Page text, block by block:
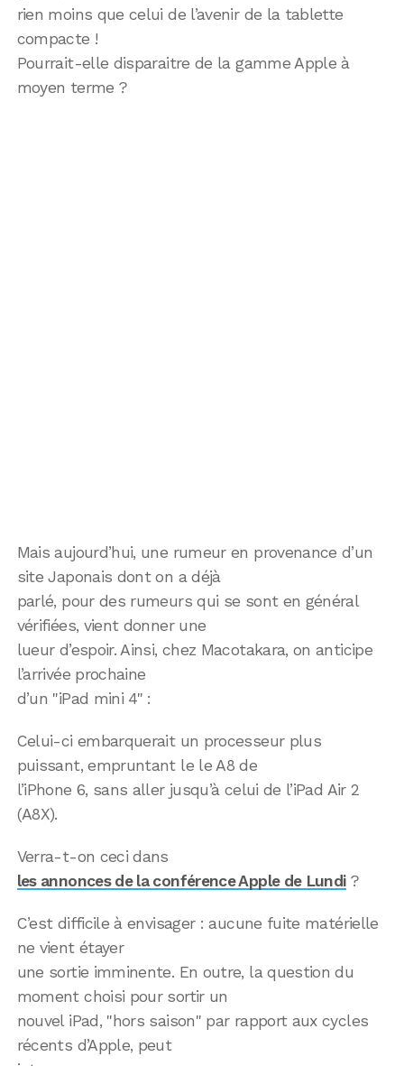
rien moins que celui de l’avenir de la tablette
compacte !
Pourrait-elle disparaitre de la gamme Apple à
moyen terme ?
Mais aujourd’hui, une rumeur en provenance d’un
site Japonais dont on a déjà
parlé, pour des rumeurs qui se sont en général
vérifiées, vient donner une
lueur d’espoir. Ainsi, chez Macotakara, on anticipe
l’arrivée prochaine
d’un "iPad mini 4" :
Celui-ci embarquerait un processeur plus
puissant, empruntant le le A8 de
l’iPhone 6, sans aller jusqu’à celui de l’iPad Air 2
(A8X).
Verra-t-on ceci dans
les annonces de la conférence Apple de Lundi?
C’est difficile à envisager : aucune fuite matérielle
ne vient étayer
une sortie imminente. En outre, la question du
moment choisi pour sortir un
nouvel iPad, "hors saison" par rapport aux cycles
récents d’Apple, peut